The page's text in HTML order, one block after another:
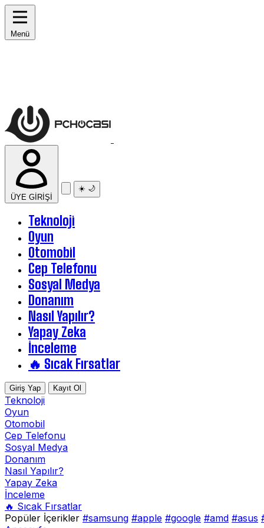
Menü
ÜYE GİRİŞİ
☀️ 🌙
Teknoloji
Oyun
Otomobil
Cep Telefonu
Sosyal Medya
Donanım
Nasıl Yapılır?
Yapay Zeka
İnceleme
🔥 Sıcak Fırsatlar
Giriş Yap Kayıt Ol
Teknoloji
Oyun
Otomobil
Cep Telefonu
Sosyal Medya
Donanım
Nasıl Yapılır?
Yapay Zeka
İnceleme
🔥 Sıcak Fırsatlar
Popüler İçerikler #samsung #apple #google #amd #asus